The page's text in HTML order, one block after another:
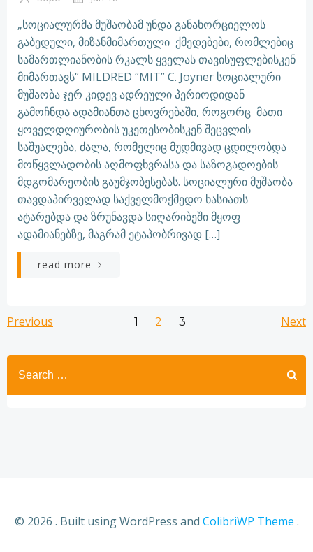
„სოციალურმა მუშაობამ უნდა განახორციელოს
გაბედული, მიზანმიმართული ქმედებები, რომლებიც
სამართლიანობის რკალს ყველას თავისუფლებისკენ
მიმართავს“ MILDRED “MIT” C. Joyner სოციალური
მუშაობა ჯერ კიდევ ადრეული პერიოდიდან
გამოჩნდა ადამიანთა ცხოვრებაში, როგორც მათი
ყოველდღიურობის უკეთესობისკენ შეცვლის
საშუალება, ძალა, რომელიც მუდმივად ცდილობდა
მოწყვლადობის აღმოფხვრასა და საზოგადოების
მდგომარეობის გაუმჯობესებას. სოციალური მუშაობა
თავდაპირველად საქველმოქმედო ხასიათს
ატარებდა და ზრუნავდა სიღარიბეში მყოფ
ადამიანებზე, მაგრამ ეტაპობრივად […]
read more
Posts
navigation
Previous
navigation
Page
1 Page
2 Page
3 Next
© 2026 . Built using WordPress and ColibriWP Theme .